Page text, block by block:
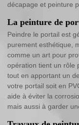
décapage et peinture
La peinture de
Peindre le portail est
purement esthétique,
comme un art pour
opération tient un rôle
tout en apportant un
votre portail soit en
aide à éviter la
mais aussi à garder